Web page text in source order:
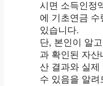
시면 소득인정
에 기초연금
있습니다.
단, 본인이 알
과 확인된 자산
산 결과와 실제
수 있음을 알려